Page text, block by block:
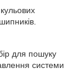
для пошуку
системи